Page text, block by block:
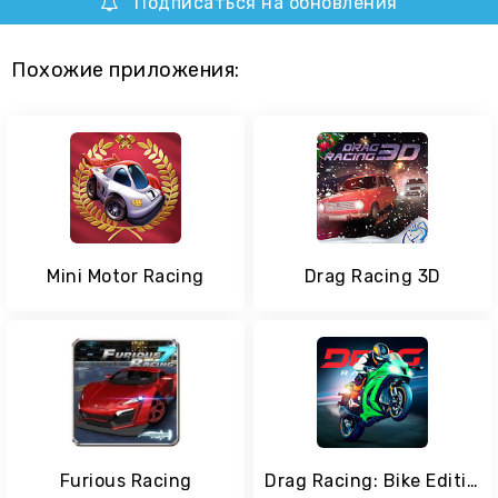
Похожие приложения:
Mini Motor Racing Drag Racing 3D
Furious Racing Drag Racing: Bike Edition